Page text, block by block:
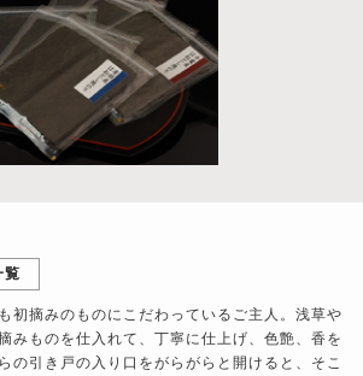
覧
初摘みのものにこだわっているご主人。浅草や
みものを仕入れて、丁寧に仕上げ、色艶、香を
の引き戸の入り口をがらがらと開けると、そこ